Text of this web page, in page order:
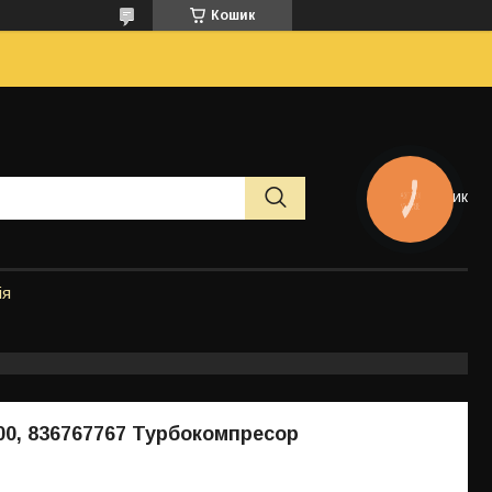
Кошик
Кошик
836767767 Турбокомпресор
КНОПКА
ЗВ'ЯЗКУ